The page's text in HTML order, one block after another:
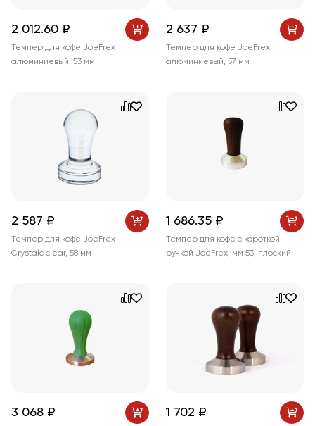
2 012.60 ₽
Темпер для кофе JoeFrex
алюминиевый, 53 мм
2 637 ₽
Темпер для кофе JoeFrex
алюминиевый, 57 мм
2 587 ₽
Темпер для кофе JoeFrex
Crystalc clear, 58 мм
1 686.35 ₽
Темпер для кофе с короткой
ручкой JoeFrex, мм 53, плоский
3 068 ₽ 1 702 ₽